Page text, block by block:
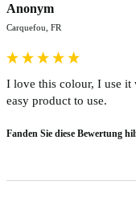
Anonym
Carquefou, FR
I love this colour, I use
easy product to use.
Fanden Sie diese Bewertung